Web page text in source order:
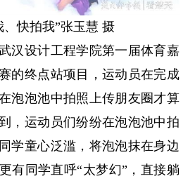
、快拍我”张玉慧 摄
设计工程学院第一届体育嘉
的终点站项目，运动员在完成
泡泡池中拍照上传朋友圈才算
，运动员们纷纷在泡泡池中拍
学童心泛滥，将泡泡抹在身边
有同学直呼“太梦幻”，直接躺